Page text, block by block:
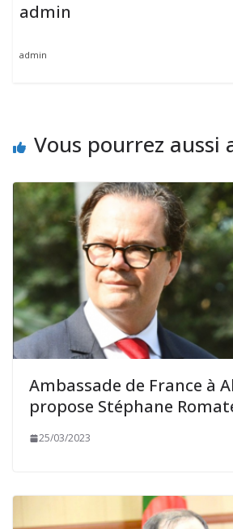
admin
admin
Vous pourrez aussi
Ambassade de France à
propose Stéphane
25/03/2023